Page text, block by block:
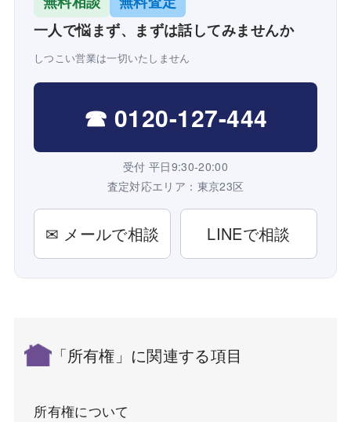
一人で悩まず、まずは話してみませんか
しつこい営業は一切いたしません
☎ 0120-127-444
受付 平日9:30-20:00
査定対応エリア：東京23区
✉ メールで相談 LINEで相談
「所有権」に関連する項目
所有権について